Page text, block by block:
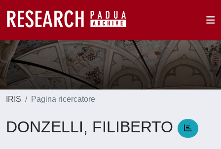
IRIS Pagina ricercatore
DONZELLI, FILIBERTO